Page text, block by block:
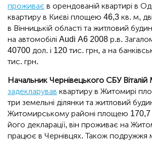
проживає в орендованій квартирі в
квартиру в Києві площею 46,3 кв. м,
в Вінницькій області та житловий
на автомобілі Audi A6 2008 р.в.
40700 дол. і 120 тис. грн, а на
тис. грн.
Начальник Чернівецького СБУ
задекларував квартиру в Житомирі
три земельні ділянки та житловий
Житомирському районі площею 170,7
його декларації, він проживає на
працює в Чернівцях. Також подружжя